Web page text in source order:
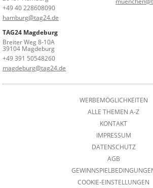
+49 40 228608090
hamburg@tag24.de
TAG24 Magdeburg
Breiter Weg 8-10A
39104 Magdeburg
+49 391 50548260
magdeburg@tag24.de
WERBEMÖGLICHKEITEN
ALLE THEMEN A-Z
KONTAKT
IMPRESSUM
DATENSCHUTZ
AGB
COOKIE-EINSTELLUNGEN